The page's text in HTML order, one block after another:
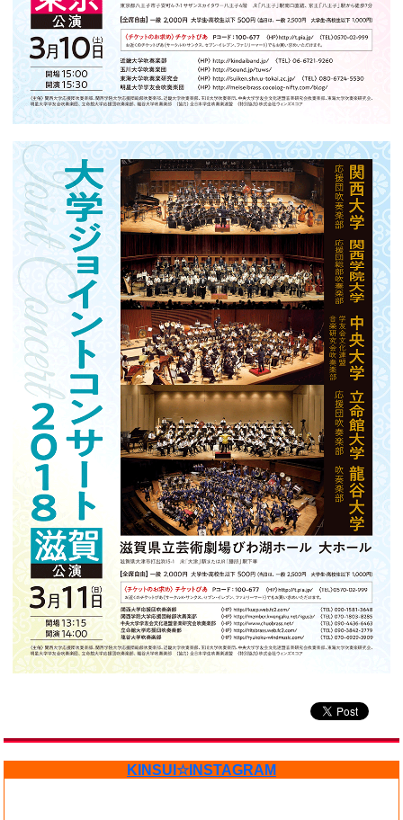
KINSUI☆INSTAGRAM